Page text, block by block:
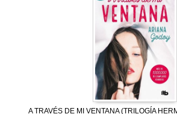
A TRAVÉS DE MI VENTANA (TRILOGÍA